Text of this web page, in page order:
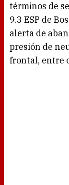
términos de
9.3 ESP de
alerta de
presión de
frontal, entre